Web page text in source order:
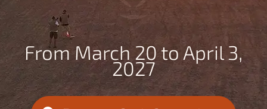
From March 20 to April 3,
2027